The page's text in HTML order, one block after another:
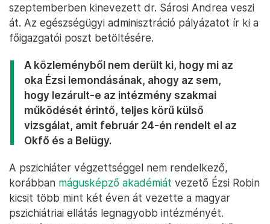
szeptemberben kinevezett dr. Sárosi Andrea veszi
át. Az egészségügyi adminisztráció pályázatot ír ki a
főigazgatói poszt betöltésére.
A közleményből nem derült ki, hogy mi az
oka Ézsi lemondásának, ahogy az sem,
hogy lezárult-e az intézmény szakmai
működését érintő, teljes körű külső
vizsgálat, amit február 24-én rendelt el az
Okfő és a Belügy.
A pszichiáter végzettséggel nem rendelkező,
korábban mágusképző akadémiát vezető Ézsi Robin
kicsit több mint két éven át vezette a magyar
pszichiátriai ellátás legnagyobb intézményét.